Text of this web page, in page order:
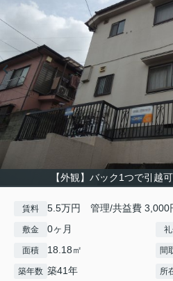
【外観】バック1つで引越
賃料 5.5万円 管理/共益費 3,000
敷金 0ヶ月
面積 18.18㎡ 間
築年数 築41年 所